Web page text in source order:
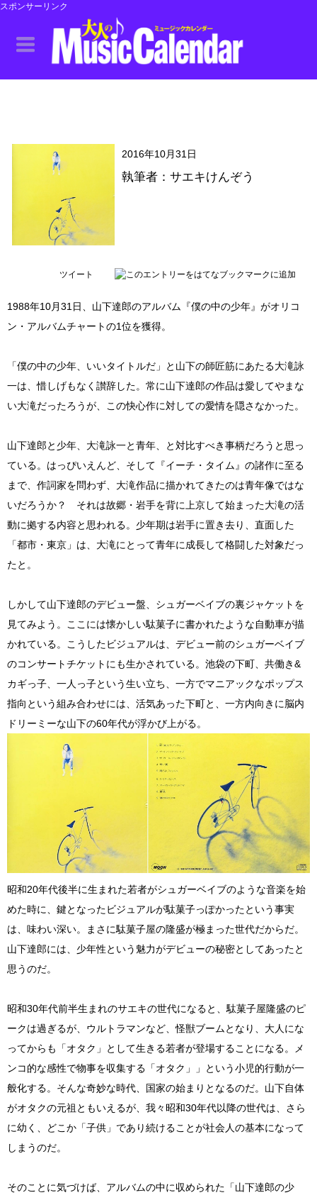
スポンサーリンク
2016年10月31日
執筆者：サエキけんぞう
ツイート
1988年10月31日、山下達郎のアルバム『僕の中の少年』がオリコ
ン・アルバムチャートの1位を獲得。
「僕の中の少年、いいタイトルだ」と山下の師匠筋にあたる大滝詠
一は、惜しげもなく讃辞した。常に山下達郎の作品は愛してやまな
い大滝だったろうが、この快心作に対しての愛情を隠さなかった。
山下達郎と少年、大滝詠一と青年、と対比すべき事柄だろうと思っ
ている。はっぴいえんど、そして『イーチ・タイム』の諸作に至る
まで、作詞家を問わず、大滝作品に描かれてきたのは青年像ではな
いだろうか？ それは故郷・岩手を背に上京して始まった大滝の活
動に拠する内容と思われる。少年期は岩手に置き去り、直面した
「都市・東京」は、大滝にとって青年に成長して格闘した対象だっ
たと。
しかして山下達郎のデビュー盤、シュガーベイブの裏ジャケットを
見てみよう。ここには懐かしい駄菓子に書かれたような自動車が描
かれている。こうしたビジュアルは、デビュー前のシュガーベイブ
のコンサートチケットにも生かされている。池袋の下町、共働き&
カギっ子、一人っ子という生い立ち、一方でマニアックなポップス
指向という組み合わせには、活気あった下町と、一方内向きに脳内
ドリーミーな山下の60年代が浮かび上がる。
昭和20年代後半に生まれた若者がシュガーベイブのような音楽を始
めた時に、鍵となったビジュアルが駄菓子っぽかったという事実
は、味わい深い。まさに駄菓子屋の隆盛が極まった世代だからだ。
山下達郎には、少年性という魅力がデビューの秘密としてあったと
思うのだ。
昭和30年代前半生まれのサエキの世代になると、駄菓子屋隆盛のピ
ークは過ぎるが、ウルトラマンなど、怪獣ブームとなり、大人にな
ってからも「オタク」として生きる若者が登場することになる。メ
ンコ的な感性で物事を収集する「オタク」」という小児的行動が一
般化する。そんな奇妙な時代、国家の始まりとなるのだ。山下自体
がオタクの元祖ともいえるが、我々昭和30年代以降の世代は、さら
に幼く、どこか「子供」であり続けることが社会人の基本になって
しまうのだ。
そのことに気づけば、アルバムの中に収められた「山下達郎の少